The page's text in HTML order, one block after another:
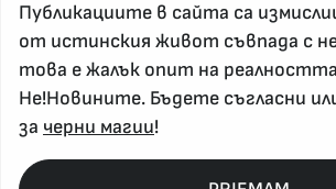
За реклама и връзка с нас, пишете на
nenovinite@gmail.com
Контакт
За нас
Напиши Не!Новина
Абонирай се
Публикациите в сайта са
от истинския живот съвпада с
това е жалък опит на
Не!Новините. Бъдете съгласни
за черни магии!